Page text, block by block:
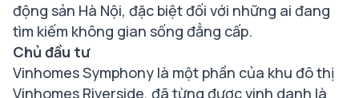
động sản Hà Nội, đặc biệt đối với những ai đang
tìm kiếm không gian sống đẳng cấp.
Chủ đầu tư
Vinhomes Symphony là một phần của khu đô thị
Vinhomes Riverside, đã từng được vinh danh là